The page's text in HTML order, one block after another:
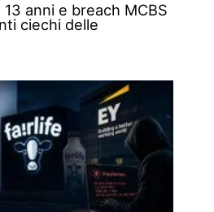
anni e breach MCBS
ciechi delle